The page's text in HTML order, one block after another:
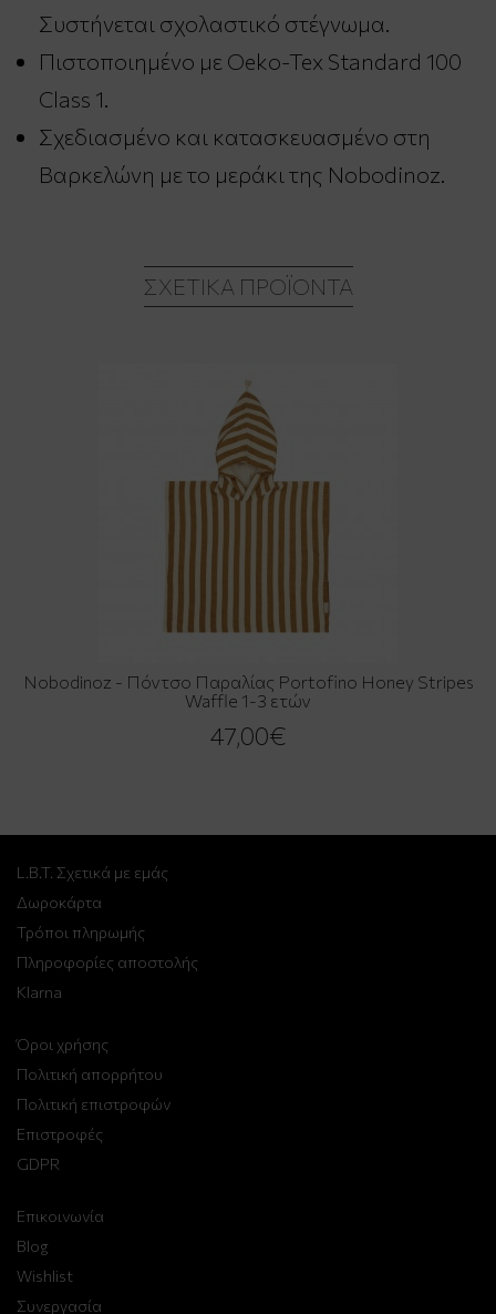
Συστήνεται σχολαστικό στέγνωμα.
Πιστοποιημένο με Oeko-Tex Standard 100
Class 1.
Σχεδιασμένο και κατασκευασμένο στη
Βαρκελώνη με το μεράκι της Nobodinoz.
ΣΧΕΤΙΚΆ ΠΡΟΪΌΝΤΑ
Nobodinoz - Πόντσο Παραλίας Portofino Honey Stripes
Waffle 1-3 ετών
47,00€
L.B.T. Σχετικά με εμάς
Δωροκάρτα
Τρόποι πληρωμής
Πληροφορίες αποστολής
Klarna
Όροι χρήσης
Πολιτική απορρήτου
Πολιτική επιστροφών
Επιστροφές
GDPR
Επικοινωνία
Blog
Wishlist
Συνεργασία